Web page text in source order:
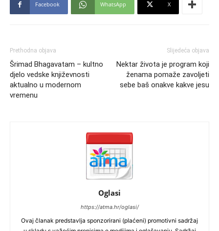
Facebook WhatsApp X
Prethodna objava
Šrimad Bhagavatam – kultno
djelo vedske književnosti
aktualno u modernom
vremenu
Slijedeća objava
Nektar života je program koji
ženama pomaže zavoljeti
sebe baš onakve kakve jesu
Oglasi
https://atma.hr/oglasi/
Ovaj članak predstavlja sponzorirani (plaćeni) promotivni sadržaj